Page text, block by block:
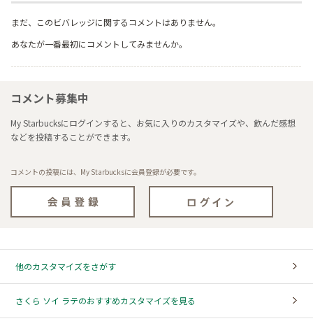
まだ、このビバレッジに関するコメントはありません。
あなたが一番最初にコメントしてみませんか。
コメント募集中
My Starbucksにログインすると、お気に入りのカスタマイズや、飲んだ感想
などを投稿することができます。
コメントの投稿には、My Starbucksに会員登録が必要です。
他のカスタマイズをさがす
さくら ソイ ラテのおすすめカスタマイズを見る